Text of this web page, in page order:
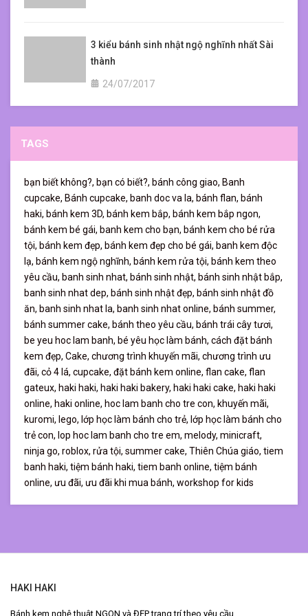
ngoài đều là khẩu vị bé thích, điều đó sẽ càng khiến bé vui hơn
mình với những hoạ tiết yêu thích của bé, từ cô công chúa đầy
xinh đẹp nhưng không kém phần mạnh mẽ đến những chú ngựa
kỳ lân xinh đẹp bắt mắt trong thế giới phép thuật. Hãy đến Haki
Haki để chiêm ngưỡng những chiếc bánh đầy đáng yêu và đắm
sinh nhật đầy độc đáo! Hy vọng qua bài viết này, bạn đọc đã có
hệ trực tiếp với Haki Haki qua fanpage Facebook hoặc
hotline/Zalo/Viber 0989495089 nhé.
3 kiểu bánh sinh nhật ngộ nghĩnh nhất Sài
thành
24/07/2017
TAGS
bạn biết không?, bạn có biết?, bánh công giao, Banh
cupcake, Bánh cupcake, banh doc va la, bánh flan, bánh
haki, bánh kem 3D, bánh kem bắp, bánh kem bắp ngon,
bánh kem bé gái, banh kem cho bạn, bánh kem cho bé rửa
tội, bánh kem đẹp, bánh kem đẹp cho bé gái, banh kem độc
lạ, bánh kem ngộ nghĩnh, bánh kem rửa tội, bánh kem theo
yêu cầu, banh sinh nhat, bánh sinh nhật, bánh sinh nhật bắp,
banh sinh nhat dep, bánh sinh nhật đẹp, bánh sinh nhật đồ
ăn, banh sinh nhat la, banh sinh nhat online, bánh summer,
bánh summer cake, bánh theo yêu cầu, bánh trái cây tươi,
be yeu hoc lam banh, bé yêu học làm bánh, cách đặt bánh
kem đẹp, Cake, chương trình khuyến mãi, chương trình ưu
đãi, cỏ 4 lá, cupcake, đặt bánh kem online, flan cake, flan
gateux, haki haki, haki haki bakery, haki haki cake, haki haki
online, haki online, hoc lam banh cho tre con, khuyến mãi,
kuromi, lego, lớp học làm bánh cho trẻ, lớp học làm bánh cho
trẻ con, lop hoc lam banh cho tre em, melody, minicraft,
ninja go, roblox, rửa tội, summer cake, Thiên Chúa giáo, tiem
banh haki, tiệm bánh haki, tiem banh online, tiệm bánh
online, ưu đãi, ưu đãi khi mua bánh, workshop for kids
HAKI HAKI
Bánh kem nghệ thuật NGON và ĐẸP trang trí theo yêu cầu.